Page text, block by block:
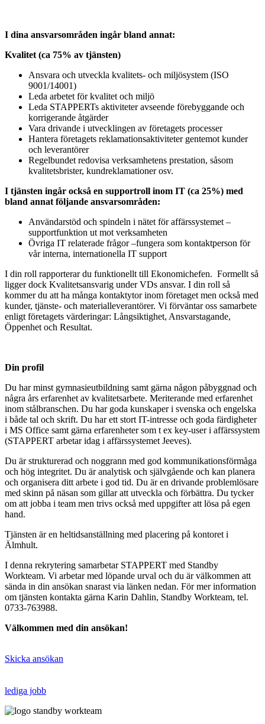
I dina ansvarsområden ingår bland annat:
Kvalitet (ca 75% av tjänsten)
Ansvara och utveckla kvalitets- och miljösystem (ISO
9001/14001)
Leda arbetet för kvalitet och miljö
Leda STAPPERTs aktiviteter avseende förebyggande och
korrigerande åtgärder
Vara drivande i utvecklingen av företagets processer
Hantera företagets reklamationsaktiviteter gentemot kunder
och leverantörer
Regelbundet redovisa verksamhetens prestation, såsom
kvalitetsbrister, kundreklamationer osv.
I tjänsten ingår också en supportroll inom IT (ca 25%) med
bland annat följande ansvarsområden:
Användarstöd och spindeln i nätet för affärssystemet –
supportfunktion ut mot verksamheten
Övriga IT relaterade frågor –fungera som kontaktperson för
vår interna, internationella IT support
I din roll rapporterar du funktionellt till Ekonomichefen. Formellt så
ligger dock Kvalitetsansvarig under VDs ansvar. I din roll så
kommer du att ha många kontaktytor inom företaget men också med
kunder, tjänste- och materialleverantörer. Vi förväntar oss samarbete
enligt företagets värderingar: Långsiktighet, Ansvarstagande,
Öppenhet och Resultat.
Din profil
Du har minst gymnasieutbildning samt gärna någon påbyggnad och
några års erfarenhet av kvalitetsarbete. Meriterande med erfarenhet
inom stålbranschen. Du har goda kunskaper i svenska och engelska
i både tal och skrift. Du har ett stort IT-intresse och goda färdigheter
i MS Office samt gärna erfarenheter som t ex key-user i affärssystem
(STAPPERT arbetar idag i affärssystemet Jeeves).
Du är strukturerad och noggrann med god kommunikationsförmåga
och hög integritet. Du är analytisk och självgående och kan planera
och organisera ditt arbete i god tid. Du är en drivande problemlösare
med skinn på näsan som gillar att utveckla och förbättra. Du tycker
om att jobba i team men trivs också med uppgifter att lösa på egen
hand.
Tjänsten är en heltidsanställning med placering på kontoret i
Älmhult.
I denna rekrytering samarbetar STAPPERT med Standby
Workteam. Vi arbetar med löpande urval och du är välkommen att
sända in din ansökan snarast via länken nedan. För mer information
om tjänsten kontakta gärna Karin Dahlin, Standby Workteam, tel.
0733-763988.
Välkommen med din ansökan!
Skicka ansökan
lediga jobb